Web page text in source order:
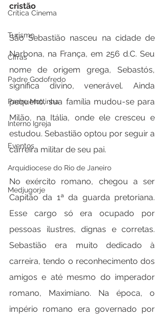
Crítica Cinema
Turismo
Cifras
Padre Godofredo
Padre Mottinha
Interno Igreja
Eventos
Arquidiocese do Rio de Janeiro
Medjugorje
cristão
São Sebastião nasceu na cidade de
Narbona, na França, em 256 d.C. Seu
nome de origem grega, Sebastós,
significa divino, venerável. Ainda
pequeno, sua família mudou-se para
Milão, na Itália, onde ele cresceu e
estudou. Sebastião optou por seguir a
carreira militar de seu pai.
No exército romano, chegou a ser
Capitão da 1ª da guarda pretoriana.
Esse cargo só era ocupado por
pessoas ilustres, dignas e corretas.
Sebastião era muito dedicado à
carreira, tendo o reconhecimento dos
amigos e até mesmo do imperador
romano, Maximiano. Na época, o
império romano era governado por